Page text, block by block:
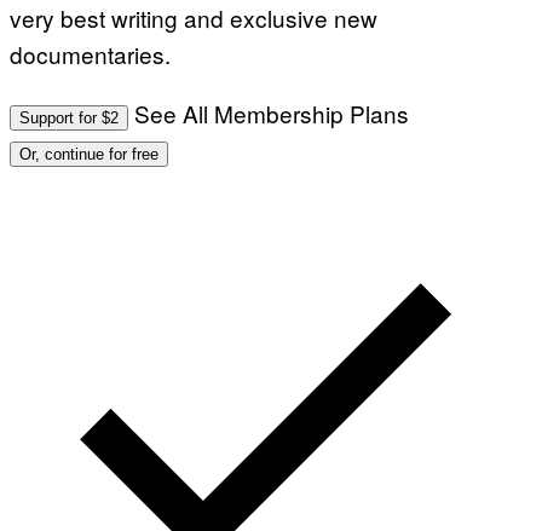
very best writing and exclusive new
documentaries.
Support for $2 See All Membership Plans
Or, continue for free